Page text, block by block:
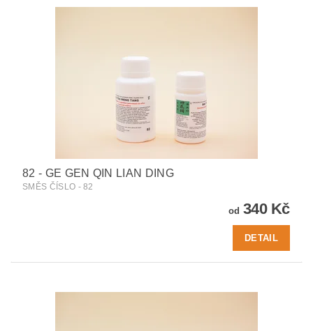
82 - GE GEN QIN LIAN DING
SMĚS ČÍSLO - 82
od 340 Kč
DETAIL